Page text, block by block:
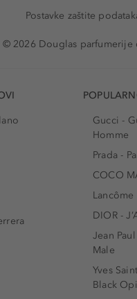
Postavke zaštite
© 2026 Douglas parfumerije
Gucci -
Homme
Prada -
COCO
DIOR -
Jean
Male
Yves
Black